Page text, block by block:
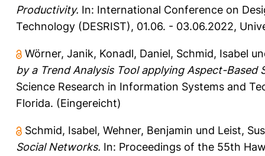
Productivity. In: International Conference on
Technology (DESRIST), 01.06. - 03.06.2022,
Wörner, Janik, Konadl, Daniel, Schmid, Isabel
by a Trend Analysis Tool applying Aspect-Based
Science Research in Information Systems and
Florida. (Eingereicht)
Schmid, Isabel, Wehner, Benjamin und Leist,
Social Networks. In: Proceedings of the 55th